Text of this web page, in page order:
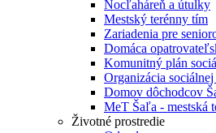
Nocľaháreň a útulky
Mestský terénny tím
Zariadenia pre
Domáca
Komunitný plán
Organizácia
Domov dôchodcov
MeT Šaľa - mestská
Životné prostredie